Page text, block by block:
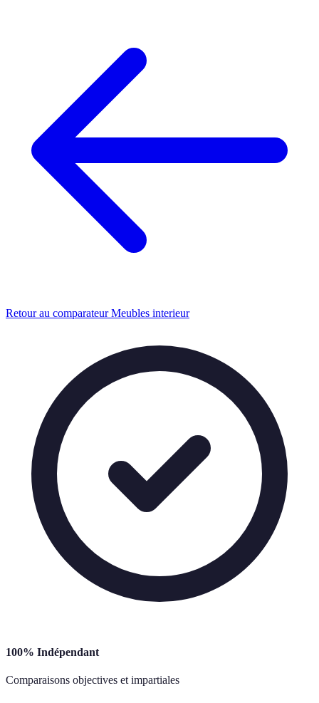
Retour au comparateur Meubles interieur
100% Indépendant
Comparaisons objectives et impartiales